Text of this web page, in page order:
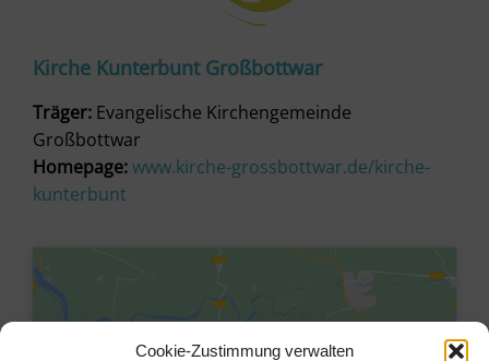
Cookie-Zustimmung verwalten
Kirche Kunterbunt Großbottwar
Träger: Evangelische Kirchengemeinde
Großbottwar
Homepage:www.kirche-grossbottwar.de/kirche-
kunterbunt